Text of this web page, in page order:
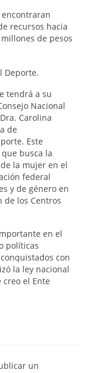
encontraran
recursos hacia
de pesos
tendrá a su
Nacional
Carolina
de
Este
busca la
la mujer en el
federal
y de género en
de los Centros
en el
políticas
con
la ley nacional
creo el Ente
un